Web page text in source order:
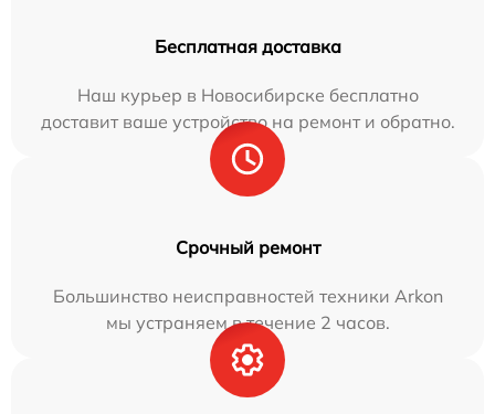
Бесплатная доставка
Наш курьер в Новосибирске бесплатно
доставит ваше устройство на ремонт и обратно.
Срочный ремонт
Большинство неисправностей техники Arkon
мы устраняем в течение 2 часов.